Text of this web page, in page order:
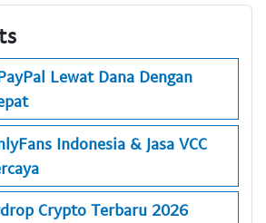
Lewat Dana Dengan
Indonesia & Jasa VCC
Crypto Terbaru 2026